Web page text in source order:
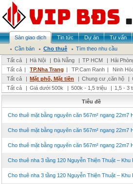
Sàn giao dịch Tin tức Dự án Tư vấn
Cần bán
Cho thuê
Tìm theo nhu cầu
Tất cả
| Hà Nội | Đà Nẵng | TP HCM | Hải
Tất cả | TP.Nha Trang | TP.Cam Ranh | Ninh
Tất cả
| Mặt phố, Mặt tiền | Chung cư ,căn hộ |
Tất cả
| Giá dưới 500k | 500k - 1,5 triệu | 1,5 - 3
Tiêu đề
Cho thuê mặt bằng nguyên căn 567m² ngang 22m7
Cho thuê mặt bằng nguyên căn 567m² ngang 22m7
Cho thuê mặt bằng nguyên căn 567m² ngang 22m7
Cho thuê nha 3 tầng 120 Nguyễn Thiện Thuật – Khu
Cho thuê nha 3 tầng 120 Nguyễn Thiện Thuật – Khu